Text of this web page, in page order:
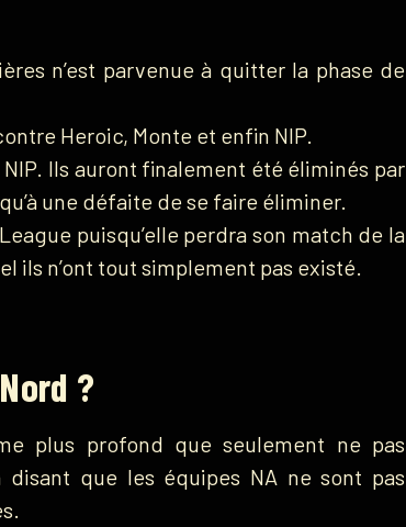
n’est parvenue à quitter la phase de
Heroic, Monte et enfin NIP.
Ils auront finalement été éliminés par
une défaite de se faire éliminer.
puisqu’elle perdra son match de la
ils n’ont tout simplement pas existé.
?
plus profond que seulement ne pas
que les équipes NA ne sont pas